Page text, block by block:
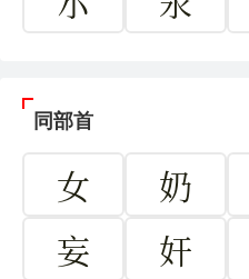
同部首
女 奶
妄
奸